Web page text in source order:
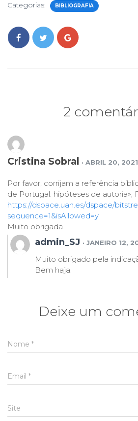
Categorias: BIBLIOGRAFIA
2
Cristina Sobral · ABRIL 20,
Por favor, corrijam a referência
de Portugal: hipóteses de autoria»,
https://dspace.uah.es/dspace/
sequence=1&isAllowed=y
Muito obrigada.
admin_SJ · JANEIRO 12,
Muito obrigado pela
Bem haja.
Deixe um
Nome *
Email *
Site